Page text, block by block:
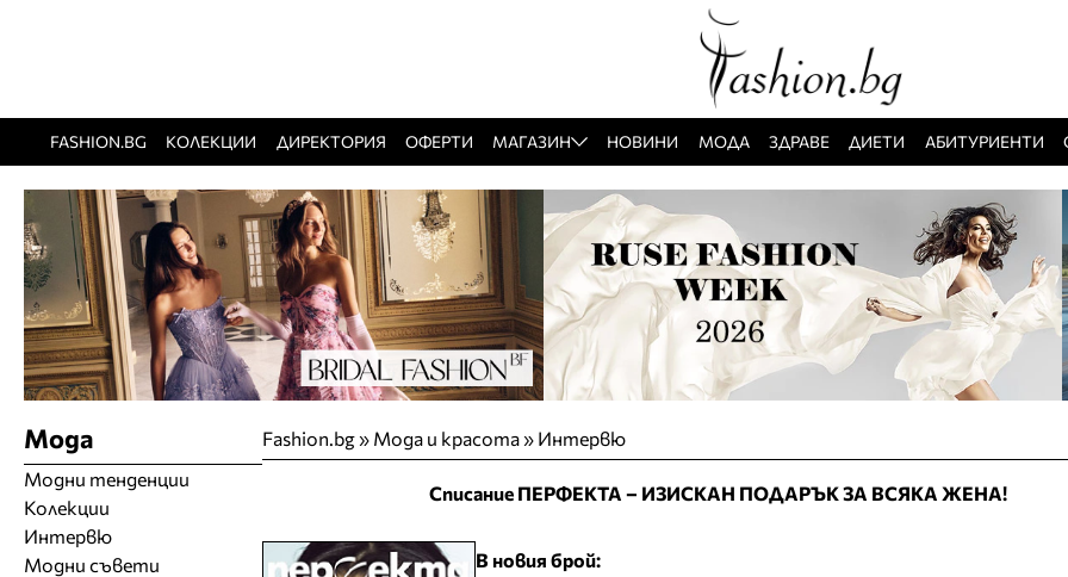
FASHION.BG КОЛЕКЦИИ ДИРЕКТОРИЯ ОФЕРТИ МАГАЗИН НОВИНИ МОДА ЗДРАВЕ ДИЕТИ АБИТУРИЕНТИ
Fashion.bg» Мода и красота» Интервю
Списание ПЕРФЕКТА – ИЗИСКАН ПОДАРЪК ЗА ВСЯКА ЖЕНА!
В новия брой:
Мода
Модни тенденции
Колекции
Интервю
Модни съвети